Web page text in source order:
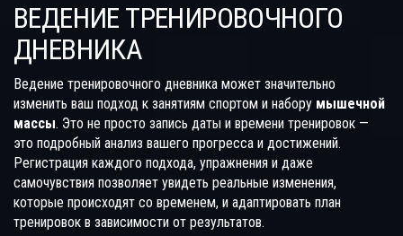
ВЕДЕНИЕ ТРЕНИРОВОЧНОГО
ДНЕВНИКА
Ведение тренировочного дневника может значительно
изменить ваш подход к занятиям спортом и набору мышечной
массы. Это не просто запись даты и времени тренировок —
это подробный анализ вашего прогресса и достижений.
Регистрация каждого подхода, упражнения и даже
самочувствия позволяет увидеть реальные изменения,
которые происходят со временем, и адаптировать план
тренировок в зависимости от результатов.